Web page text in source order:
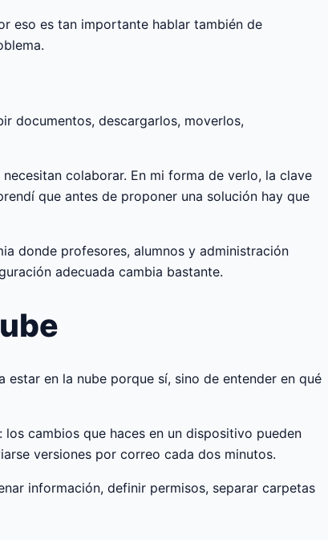
eso es tan importante hablar también de
documentos, descargarlos, moverlos,
colaborar. En mi forma de verlo, la clave
que antes de proponer una solución hay que
donde profesores, alumnos y administración
adecuada cambia bastante.
en la nube porque sí, sino de entender en qué
cambios que haces en un dispositivo pueden
versiones por correo cada dos minutos.
información, definir permisos, separar carpetas